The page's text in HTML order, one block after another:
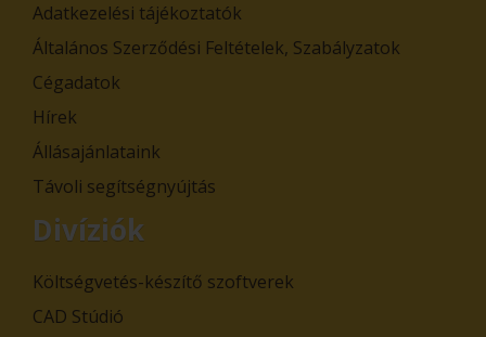
Adatkezelési tájékoztatók
Általános Szerződési Feltételek, Szabályzatok
Cégadatok
Hírek
Állásajánlataink
Távoli segítségnyújtás
Divíziók
Költségvetés-készítő szoftverek
CAD Stúdió